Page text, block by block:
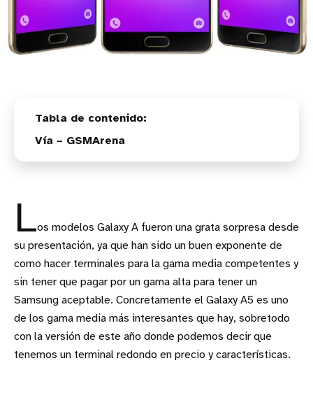
Vía – GSMArena
Los modelos Galaxy A fueron una grata sorpresa desde
su presentación, ya que han sido un buen exponente de
como hacer terminales para la gama media competentes y
sin tener que pagar por un gama alta para tener un
Samsung aceptable. Concretamente el Galaxy A5 es uno
de los gama media más interesantes que hay, sobretodo
con la versión de este año donde podemos decir que
tenemos un terminal redondo en precio y características.